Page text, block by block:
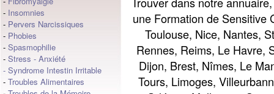
- Insomnies
- Pervers Narcissiques
- Phobies
- Spasmophilie
- Stress - Anxiété
- Syndrome Intestin Irritable
- Troubles Alimentaires
une Formation de Sensitive
Toulouse, Nice, Nantes,
Rennes, Reims, Le Havre,
Dijon, Brest, Nîmes, Le
Tours, Limoges,